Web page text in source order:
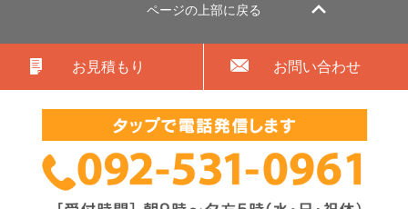
ページの上部に戻る
お見積もり お問い合わせ